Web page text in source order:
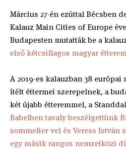
Március 27-én ezúttal Bécsben
Kalauz Main Cities of Europe
Budapesten mutatták be a
első kétcsillagos magyar
A 2019-es kalauzban 38
ítélt éttermei szerepelnek, a
két újabb étteremmel, a
Babelben tavaly beszélgettünk
sommelier-vel és Veress István
egy másik rangos nemzetközi